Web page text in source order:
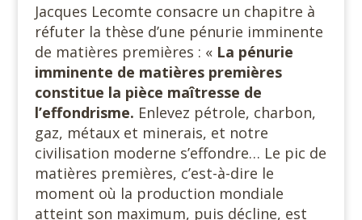
Jacques Lecomte consacre un chapitre à
réfuter la thèse d’une pénurie imminente
de matières premières : « La pénurie
imminente de matières premières
constitue la pièce maîtresse de
l’effondrisme. Enlevez pétrole, charbon,
gaz, métaux et minerais, et notre
civilisation moderne s’effondre… Le pic de
matières premières, c’est-à-dire le
moment où la production mondiale
atteint son maximum, puis décline, est